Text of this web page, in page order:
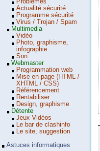
Problèmes
Actualité sécurité
Programme sécurité
Virus / Trojan / Spam
Multimedia
Vidéo
Photo, graphisme,
infographie
Son
Webmaster
Programmation web
Mise en page (HTML /
XHTML / CSS)
Référencement
Rentabiliser
Design, graphisme
Détente
Jeux Vidéos
Le bar de clashinfo
Le site, suggestion
Astuces informatiques